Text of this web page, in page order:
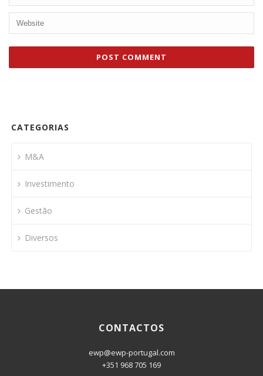
CATEGORIAS
M&A
Investimento
Gestão
Diversos
CONTACTOS
ewp@ewp-portugal.com
+351 968 705 169